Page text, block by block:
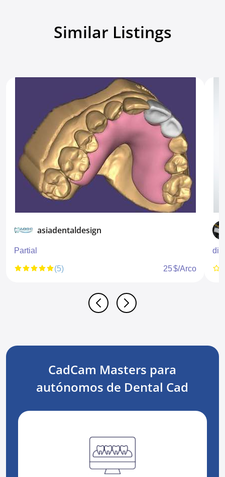
Mostrar todas las reseñas
Similar Listings
asiadentaldesign
Partial
(5)
25 $/Arco
CadCam Masters para
autónomos de Dental Cad